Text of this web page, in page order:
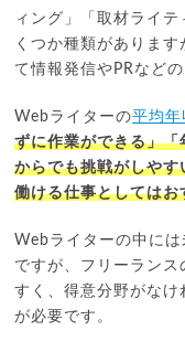
ィング」「取材ライ
くつか種類がありま
て情報発信やPRなど
Webライターの平均年
ずに作業ができる」
からでも挑戦がしや
働ける仕事としてはお
Webライターの中に
ですが、フリーラン
すく、得意分野がな
が必要です。